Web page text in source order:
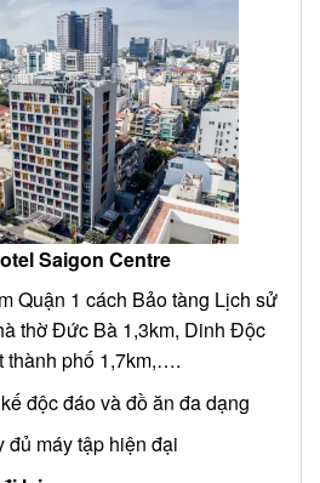
Saigon Centre
Quận 1 cách Bảo tàng Lịch sử
thờ Đức Bà 1,3km, Dinh Độc
thành phố 1,7km,….
độc đáo và đồ ăn đa dạng
đủ máy tập hiện đại